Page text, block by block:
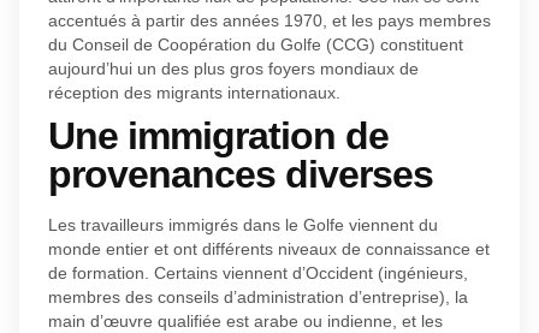
accentués à partir des années 1970, et les pays membres
du Conseil de Coopération du Golfe (CCG) constituent
aujourd’hui un des plus gros foyers mondiaux de
réception des migrants internationaux.
Une immigration de
provenances diverses
Les travailleurs immigrés dans le Golfe viennent du
monde entier et ont différents niveaux de connaissance et
de formation. Certains viennent d’Occident (ingénieurs,
membres des conseils d’administration d’entreprise), la
main d’œuvre qualifiée est arabe ou indienne, et les